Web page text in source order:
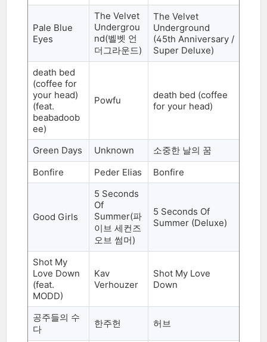
Pale Blue
Eyes
The Velvet
Undergrou
nd(벨벳 언
더그라운드)
The Velvet
Underground
(45th Anniversary /
Super Deluxe)
death bed
(coffee for
your head)
(feat.
beabadoob
ee)
Powfu
death bed (coffee
for your head)
Green Days Unknown
소중한 날의 꿈
Bonfire
Peder Elias Bonfire
Good Girls
5 Seconds
Of
Summer(파
이브 세컨즈
오브 썸머)
5 Seconds Of
Summer (Deluxe)
Shot My
Love Down
(feat.
MODD)
Kav
Verhouzer
Shot My Love
Down
공주들의 수
다
한주헌 허브